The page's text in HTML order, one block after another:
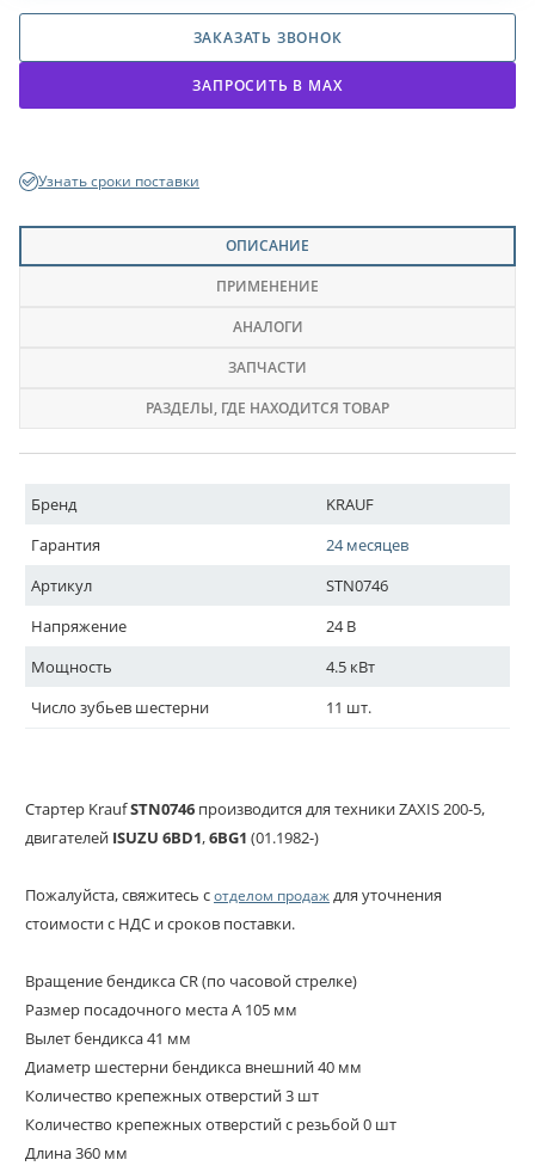
ЗАКАЗАТЬ ЗВОНОК
ЗАПРОСИТЬ В МАХ
Узнать сроки поставки
ОПИСАНИЕ
ПРИМЕНЕНИЕ
АНАЛОГИ
ЗАПЧАСТИ
РАЗДЕЛЫ, ГДЕ НАХОДИТСЯ ТОВАР
Бренд
KRAUF
Гарантия
24 месяцев
Артикул
STN0746
Напряжение
24 В
Мощность
4.5 кВт
Число зубьев шестерни
11 шт.
Стартер KraufSTN0746 производится для техники ZAXIS 200-5,
двигателей ISUZU 6BD1,6BG1 (01.1982-)
Пожалуйста, свяжитесь сотделом продаждля уточнения
стоимости с НДС и сроков поставки.
Вращение бендикса CR (по часовой стрелке)
Размер посадочного места A 105 мм
Вылет бендикса 41 мм
Диаметр шестерни бендикса внешний 40 мм
Количество крепежных отверстий 3 шт
Количество крепежных отверстий с резьбой 0 шт
Длина 360 мм